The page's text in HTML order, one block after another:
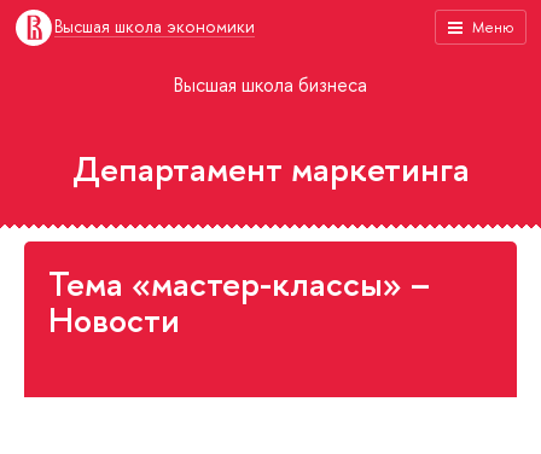
Меню
Высшая школа экономики
Высшая школа бизнеса
Департамент маркетинга
Тема «мастер-классы» –
Новости